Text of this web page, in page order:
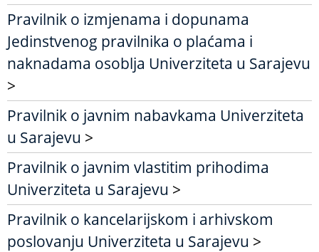
Pravilnik o izmjenama i dopunama
Jedinstvenog pravilnika o plaćama i
naknadama osoblja Univerziteta u Sarajevu
>
Pravilnik o javnim nabavkama Univerziteta
u Sarajevu >
Pravilnik o javnim vlastitim prihodima
Univerziteta u Sarajevu >
Pravilnik o kancelarijskom i arhivskom
poslovanju Univerziteta u Sarajevu >